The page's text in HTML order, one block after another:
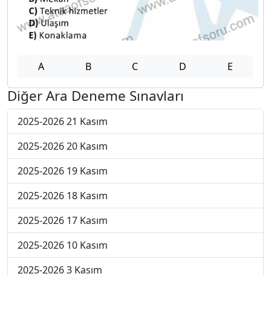
A B C D E
Diğer Ara Deneme Sınavları
2025-2026 21 Kasım
2025-2026 20 Kasım
2025-2026 19 Kasım
2025-2026 18 Kasım
2025-2026 17 Kasım
2025-2026 10 Kasım
2025-2026 3 Kasım